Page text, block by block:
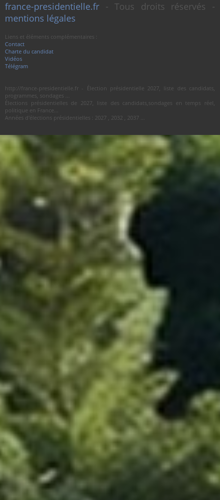
france-presidentielle.fr - Tous droits réservés -
mentions légales
Liens et éléments complémentaires :
Contact
Charte du candidat
Vidéos
Télégram
http://france-presidentielle.fr - Élection présidentielle 2027, liste des candidats,
programmes, sondages ...
Élections présidentielles de 2027, liste des candidats,sondages en temps réel,
politique en France...
Années d'élections présidentielles : 2027 , 2032 , 2037 ...